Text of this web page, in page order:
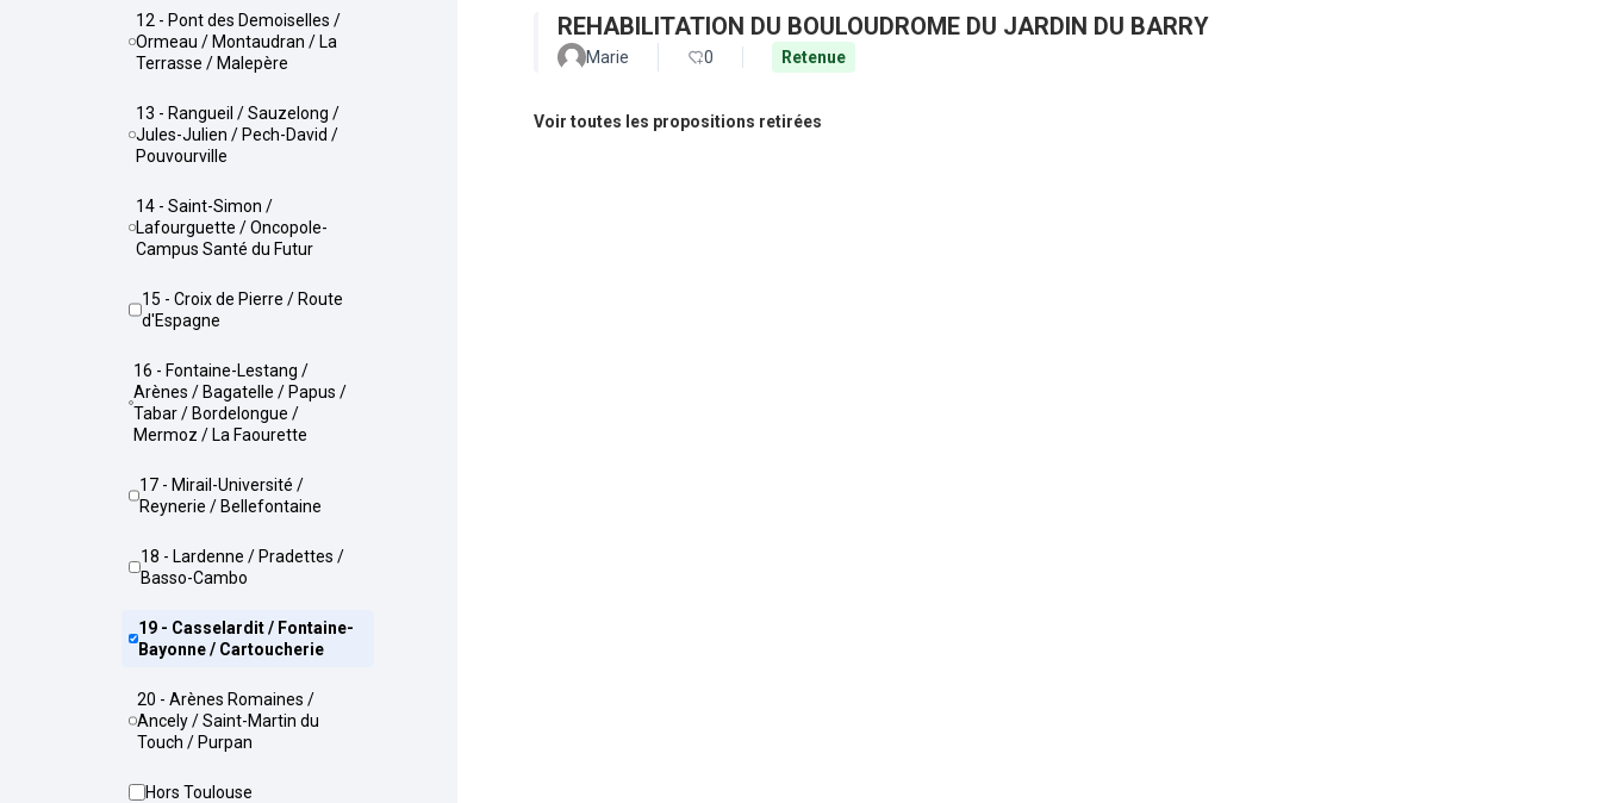
12 - Pont des Demoiselles /
Ormeau / Montaudran / La
Terrasse / Malepère
13 - Rangueil / Sauzelong /
Jules-Julien / Pech-David /
Pouvourville
14 - Saint-Simon /
Lafourguette / Oncopole-
Campus Santé du Futur
15 - Croix de Pierre / Route
d'Espagne
16 - Fontaine-Lestang /
Arènes / Bagatelle / Papus /
Tabar / Bordelongue /
Mermoz / La Faourette
17 - Mirail-Université /
Reynerie / Bellefontaine
18 - Lardenne / Pradettes /
Basso-Cambo
19 - Casselardit / Fontaine-
Bayonne / Cartoucherie
20 - Arènes Romaines /
Ancely / Saint-Martin du
Touch / Purpan
Hors Toulouse
REHABILITATION DU BOULOUDROME DU JARDIN DU BARRY
Marie 0 Retenue
Voir toutes les propositions retirées